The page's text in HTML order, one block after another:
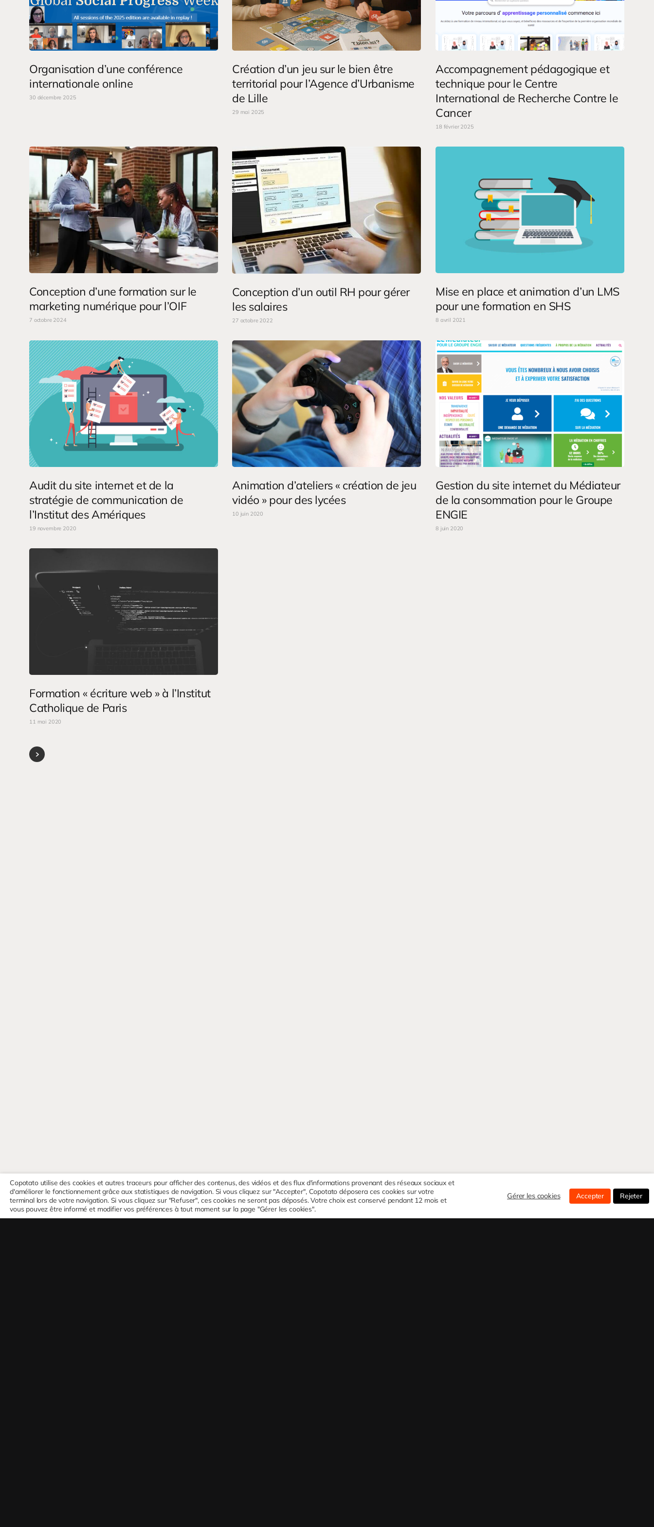
Organisation d’une conférence
internationale online
30 décembre 2025
Création d’un jeu sur le bien être
territorial pour l’Agence d’Urbanisme
de Lille
29 mai 2025
Accompagnement pédagogique et
technique pour le Centre
International de Recherche Contre le
Cancer
18 février 2025
Conception d’une formation sur le
marketing numérique pour l’OIF
7 octobre 2024
Conception d’un outil RH pour gérer
les salaires
27 octobre 2022
Mise en place et animation d’un LMS
pour une formation en SHS
8 avril 2021
Audit du site internet et de la
stratégie de communication de
l’Institut des Amériques
19 novembre 2020
Animation d’ateliers « création de jeu
vidéo » pour des lycées
10 juin 2020
Gestion du site internet du Médiateur
de la consommation pour le Groupe
ENGIE
8 juin 2020
Formation « écriture web » à l’Institut
Catholique de Paris
11 mai 2020
Copotato utilise des cookies et autres traceurs pour afficher des contenus, des vidéos et des flux d'informations provenant des réseaux sociaux et
d'améliorer le fonctionnement grâce aux statistiques de navigation. Si vous cliquez sur "Accepter", Copotato déposera ces cookies sur votre
terminal lors de votre navigation. Si vous cliquez sur "Refuser", ces cookies ne seront pas déposés. Votre choix est conservé pendant 12 mois et
vous pouvez être informé et modifier vos préférences à tout moment sur la page "Gérer les cookies".
Gérer les cookies Accepter Rejeter